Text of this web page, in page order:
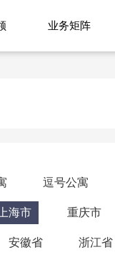
业务矩阵
逗号公寓
上海市 重庆市
安徽省 浙江省